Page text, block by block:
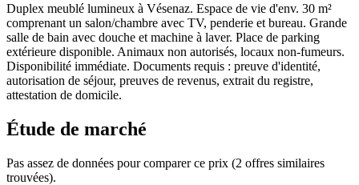
Duplex meublé lumineux à Vésenaz. Espace de vie d'env. 30 m²
comprenant un salon/chambre avec TV, penderie et bureau. Grande
salle de bain avec douche et machine à laver. Place de parking
extérieure disponible. Animaux non autorisés, locaux non-fumeurs.
Disponibilité immédiate. Documents requis : preuve d'identité,
autorisation de séjour, preuves de revenus, extrait du registre,
attestation de domicile.
Étude de marché
Pas assez de données pour comparer ce prix (2 offres similaires
trouvées).